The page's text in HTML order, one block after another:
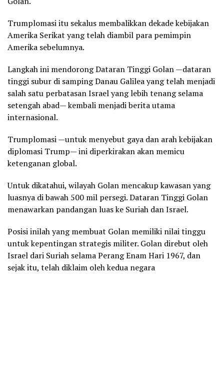
Trumplomasi itu sekalus membalikkan dekade kebijakan
Amerika Serikat yang telah diambil para pemimpin
Amerika sebelumnya.
Langkah ini mendorong Dataran Tinggi Golan —dataran
tinggi subur di samping Danau Galilea yang telah menjadi
salah satu perbatasan Israel yang lebih tenang selama
setengah abad— kembali menjadi berita utama
internasional.
Trumplomasi —untuk menyebut gaya dan arah kebijakan
diplomasi Trump— ini diperkirakan akan memicu
ketenganan global.
Untuk dikatahui, wilayah Golan mencakup kawasan yang
luasnya di bawah 500 mil persegi. Dataran Tinggi Golan
menawarkan pandangan luas ke Suriah dan Israel.
Posisi inilah yang membuat Golan memiliki nilai tinggu
untuk kepentingan strategis militer. Golan direbut oleh
Israel dari Suriah selama Perang Enam Hari 1967, dan
sejak itu, telah diklaim oleh kedua negara